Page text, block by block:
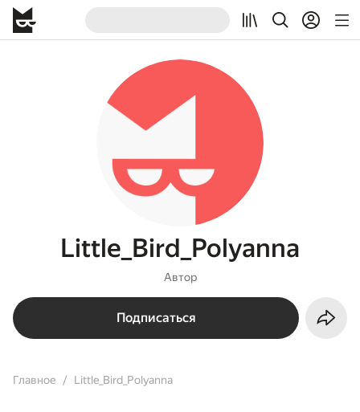
Little_Bird_Polyanna
Автор
Подписаться
Главное Little_Bird_Polyanna